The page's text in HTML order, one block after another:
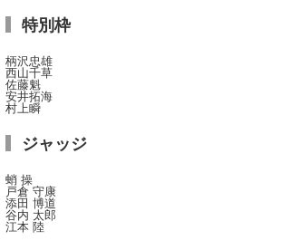
特別枠
柄沢忠雄
西山千草
佐藤魁
安井拓海
村上瞬
ジャッジ
蛸 操
戸倉 守康
添田 博道
谷内 太郎
江本 陸